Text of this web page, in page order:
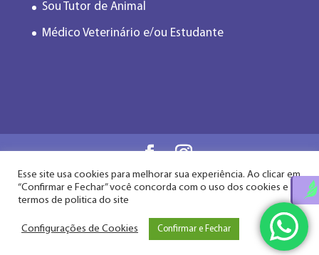
Sou Tutor de Animal
Médico Veterinário e/ou Estudante
Flor de Lótus Acupuntura Veterinária® - Desde
Esse site usa cookies para melhorar sua experiência. Ao clicar em
“Confirmar e Fechar” você concorda com o uso dos cookies e
termos de politica do site
Configurações de Cookies Confirmar e Fechar